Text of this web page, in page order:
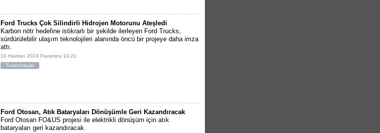
Ford Trucks Çok Silindirli Hidrojen Motorunu Ateşledi
Karbon nötr hedefine istikrarlı bir şekilde ilerleyen Ford Trucks,
sürdürülebilir ulaşım teknolojileri alanında öncü bir projeye daha imza
attı.
10 Haziran 2024 Pazartesi 14:21
Ticari Araçlar
Ford Otosan, Atık Bataryaları Dönüşümle Geri Kazandıracak
Ford Otosan FO&US projesi ile elektrikli dönüşüm için atık
bataryaları geri kazandıracak.